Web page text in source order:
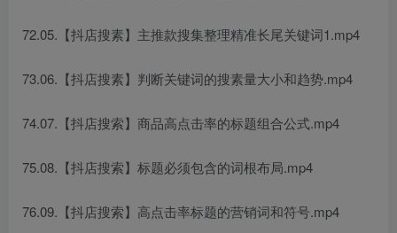
72.05.【抖店搜素】主推款搜集整理精准长尾关键词1.mp4
73.06.【抖店搜素】判断关键词的搜素量大小和趋势.mp4
74.07.【抖店搜索】商品高点击率的标题组合公式.mp4
75.08.【抖店搜索】标题必须包含的词根布局.mp4
76.09.【抖店搜索】高点击率标题的营销词和符号.mp4